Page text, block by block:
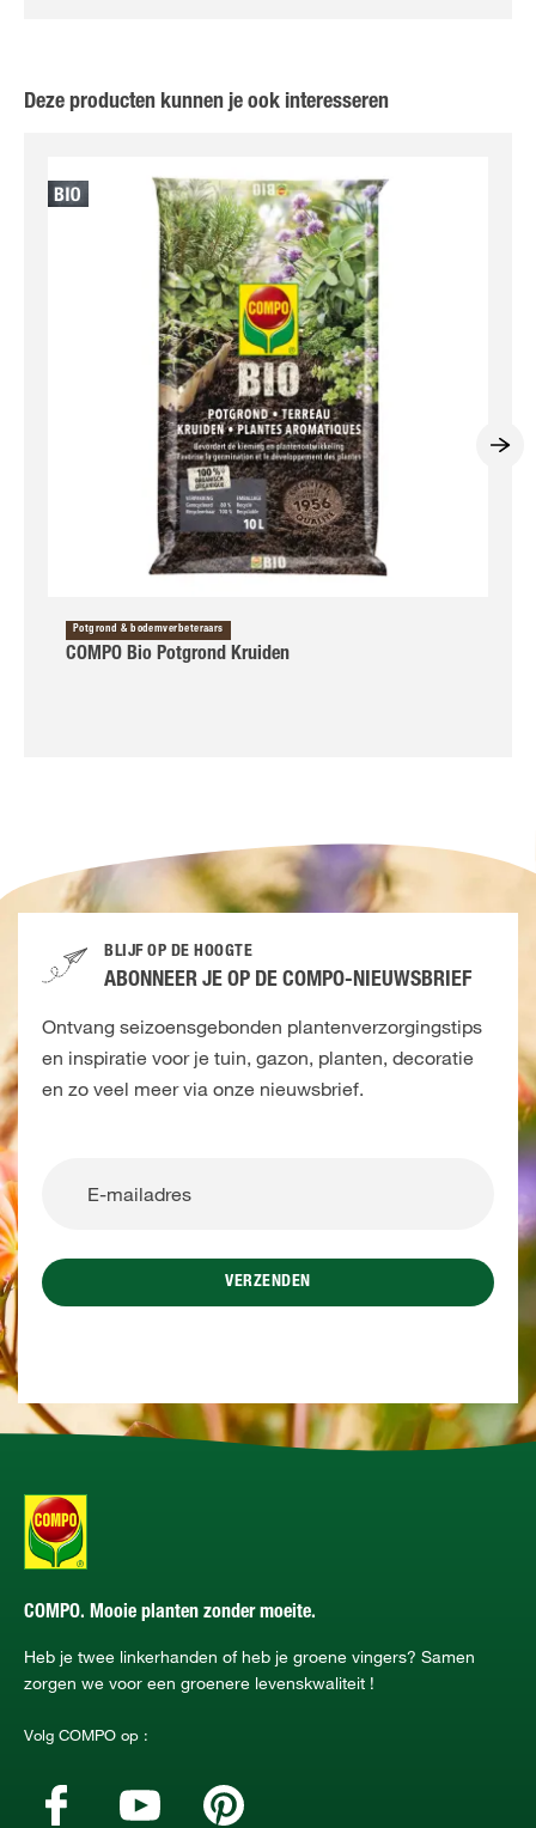
Deze producten kunnen je ook interesseren
Potgrond & bodemverbeteraars
COMPO Bio Potgrond Kruiden
BLIJF OP DE HOOGTE
ABONNEER JE OP DE COMPO-NIEUWSBRIEF
Ontvang seizoensgebonden plantenverzorgingstips
en inspiratie voor je tuin, gazon, planten, decoratie
en zo veel meer via onze nieuwsbrief.
VERZENDEN
COMPO. Mooie planten zonder moeite.
Heb je twee linkerhanden of heb je groene vingers? Samen
zorgen we voor een groenere levenskwaliteit !
Volg COMPO op :